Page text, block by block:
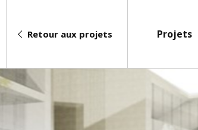
Retour aux projets Projets